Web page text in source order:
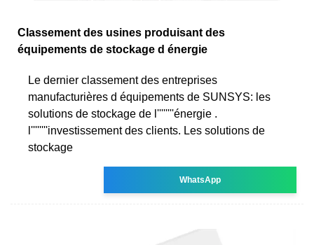
Classement des usines produisant des
équipements de stockage d énergie
Le dernier classement des entreprises
manufacturières d équipements de SUNSYS: les
solutions de stockage de l''''''''énergie .
l''''''''investissement des clients. Les solutions de
stockage
WhatsApp